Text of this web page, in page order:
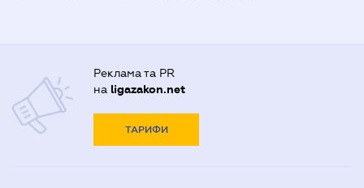
Реклама та PR
на ligazakon.net
ТАРИФИ